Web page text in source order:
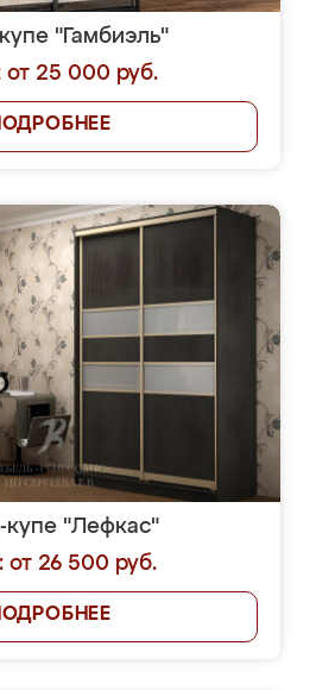
"Гамбиэль"
от 25 000 руб.
"Лефкас"
от 26 500 руб.